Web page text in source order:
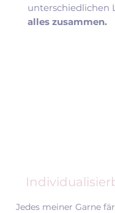
unterschiedlichen
alles zusammen.
Jedes meiner Garne